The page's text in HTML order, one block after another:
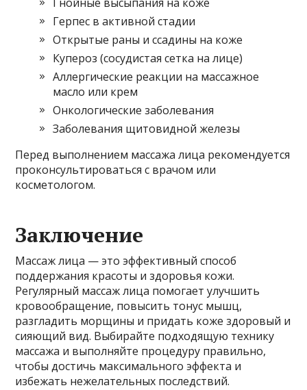
Герпес в активной стадии
Открытые раны и ссадины на коже
Купероз (сосудистая сетка на лице)
Аллергические реакции на массажное
масло или крем
Онкологические заболевания
Заболевания щитовидной железы
Перед выполнением массажа лица рекомендуется
проконсультироваться с врачом или
косметологом.
Заключение
Массаж лица — это эффективный способ
поддержания красоты и здоровья кожи.
Регулярный массаж лица помогает улучшить
кровообращение, повысить тонус мышц,
разгладить морщины и придать коже здоровый и
сияющий вид. Выбирайте подходящую технику
массажа и выполняйте процедуру правильно,
чтобы достичь максимального эффекта и
избежать нежелательных последствий.